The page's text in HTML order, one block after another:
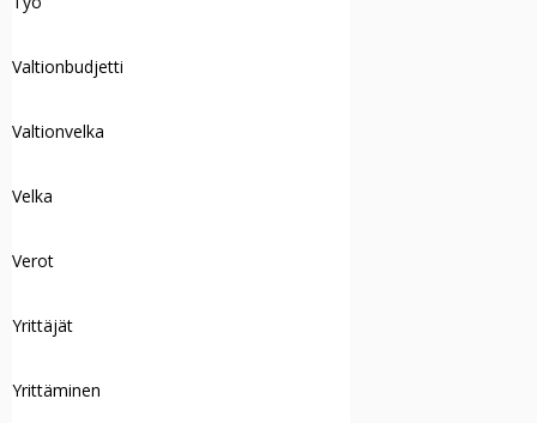
Valtionbudjetti
Valtionvelka
Velka
Verot
Yrittäjät
Yrittäminen